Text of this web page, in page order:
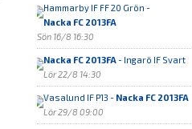
Hammarby IF FF 20 Grön -
Nacka FC 2013FA
Sön 16/8 16:30
Nacka FC 2013FA- Ingarö IF Svart
Lör 22/8 14:30
Vasalund IF P13 - Nacka FC 2013FA
Lör 29/8 09:00